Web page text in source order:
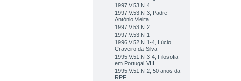
1997,V.53,N.4
1997,V.53,N.3, Padre
António Vieira
1997,V.53,N.2
1997,V.53,N.1
1996,V.52,N.1-4, Lúcio
Craveiro da Silva
1995,V.51,N.3-4, Filosofia
em Portugal VIII
1995,V.51,N.2, 50 anos da
RPF